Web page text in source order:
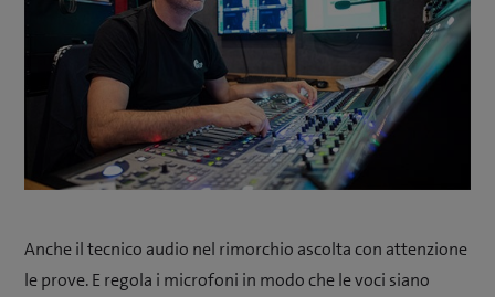
Anche il tecnico audio nel rimorchio ascolta con attenzione
le prove. E regola i microfoni in modo che le voci siano